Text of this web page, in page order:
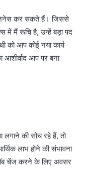
कर सकते हैं। जिससे
में मैं रूचि है, उन्हें बड़ा पद
को आप कोई नया कार्य
आप पर बना
की सोच रहे हैं, तो
लाभ होने की संभावना
चेंज करने के लिए अवसर